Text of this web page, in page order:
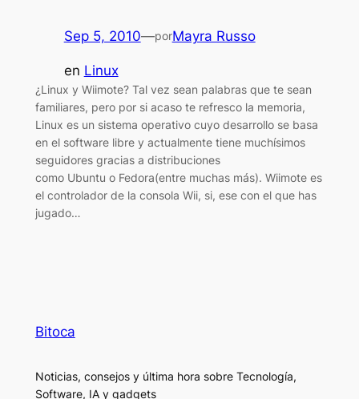
Sep 5, 2010—porMayra Russo
en Linux
¿Linux y Wiimote? Tal vez sean palabras que te sean
familiares, pero por si acaso te refresco la memoria,
Linux es un sistema operativo cuyo desarrollo se basa
en el software libre y actualmente tiene muchísimos
seguidores gracias a distribuciones
como Ubuntu o Fedora(entre muchas más). Wiimote es
el controlador de la consola Wii, si, ese con el que has
jugado…
Bitoca
Noticias, consejos y última hora sobre Tecnología,
Software, IA y gadgets